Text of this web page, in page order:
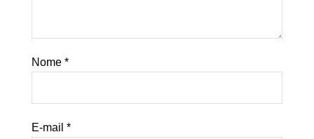
Nome *
E-mail *